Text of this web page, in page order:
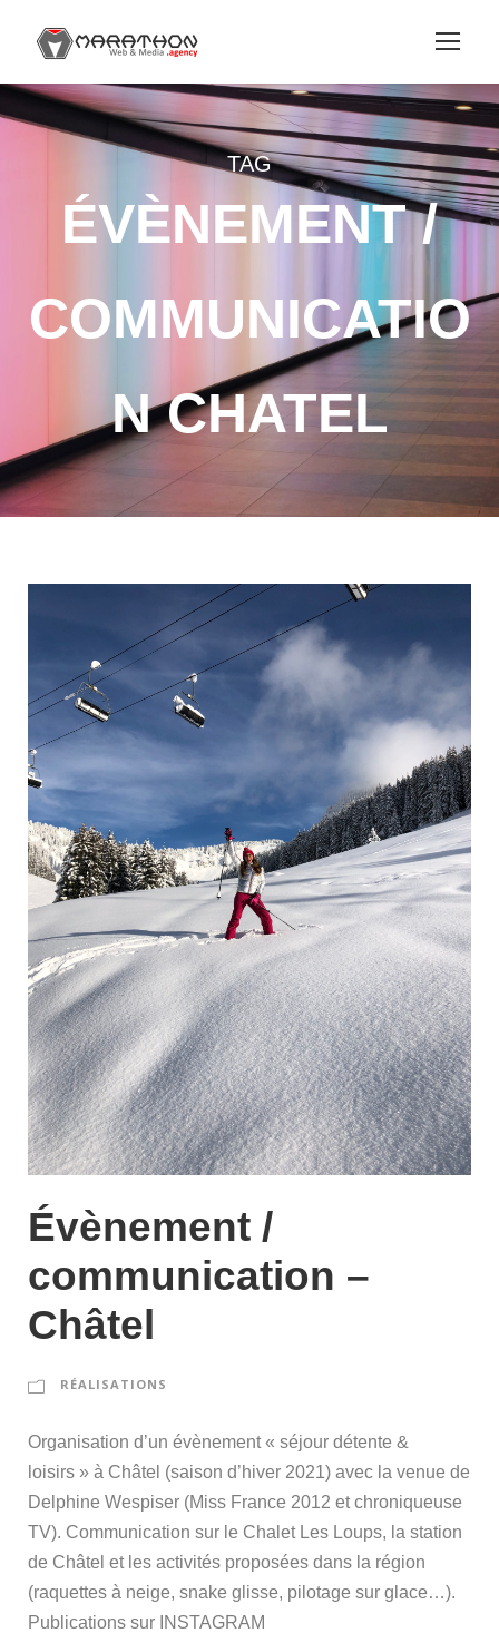
TAG
ÉVÈNEMENT /
COMMUNICATIO
N CHATEL
Évènement /
communication –
Châtel
RÉALISATIONS
Organisation d’un évènement « séjour détente &
loisirs » à Châtel (saison d’hiver 2021) avec la venue de
Delphine Wespiser (Miss France 2012 et chroniqueuse
TV). Communication sur le Chalet Les Loups, la station
de Châtel et les activités proposées dans la région
(raquettes à neige, snake glisse, pilotage sur glace…).
Publications sur INSTAGRAM